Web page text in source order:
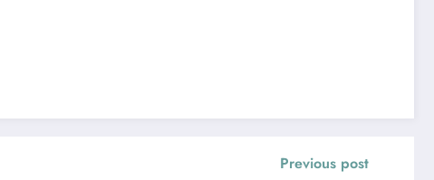
Previous post